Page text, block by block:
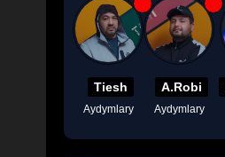
Tiesh
Aydymlary
A.Robi
Aydymlary